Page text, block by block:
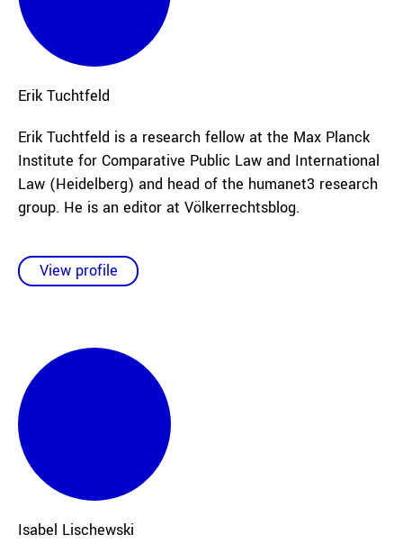
Erik Tuchtfeld
Erik Tuchtfeld is a research fellow at the Max Planck
Institute for Comparative Public Law and International
Law (Heidelberg) and head of the humanet3 research
group. He is an editor at Völkerrechtsblog.
View profile
Isabel Lischewski